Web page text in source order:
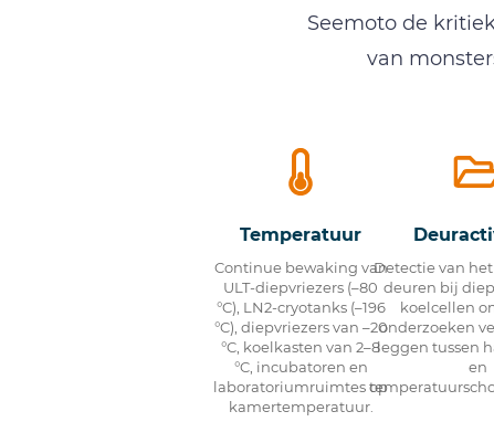
Seemoto de
van
Temperatuur
Continue bewaking van
ULT-diepvriezers (–80
°C), LN2-cryotanks (–196
°C), diepvriezers van –20
°C, koelkasten van 2–8
°C, incubatoren en
laboratoriumruimtes op
kamertemperatuur.
Detectie van
deuren bij
koelcellen
onderzoeken
leggen tussen
en